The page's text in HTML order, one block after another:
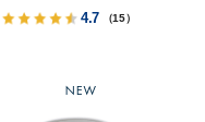
4.7 （15）